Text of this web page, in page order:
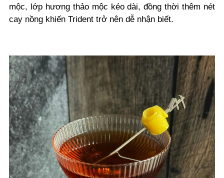
mộc, lớp hương thảo mộc kéo dài, đồng thời thêm nét
cay nồng khiến Trident trở nên dễ nhận biết.